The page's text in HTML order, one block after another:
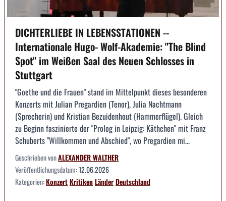
DICHTERLIEBE IN LEBENSSTATIONEN --
Internationale Hugo- Wolf-Akademie: "The Blind
Spot" im Weißen Saal des Neuen Schlosses in
Stuttgart
"Goethe und die Frauen" stand im Mittelpunkt dieses besonderen
Konzerts mit Julian Pregardien (Tenor), Julia Nachtmann
(Sprecherin) und Kristian Bezuidenhout (Hammerflügel). Gleich
zu Beginn faszinierte der "Prolog in Leipzig: Käthchen" mit Franz
Schuberts "Willkommen und Abschied", wo Pregardien mi...
Geschrieben vonALEXANDER WALTHER
Veröffentlichungsdatum:12.06.2026
Kategorien:KonzertKritikenLänderDeutschland